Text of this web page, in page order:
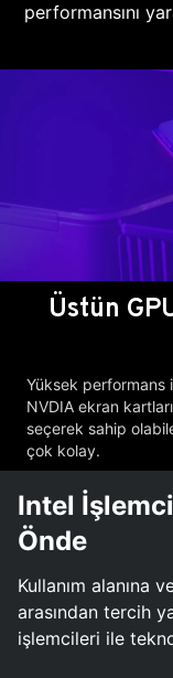
performansını
Üstün
Yüksek performans
NVDIA ekran
seçerek sahip
çok kolay.
Intel
Önde
Kullanım alanına
arasından tercih
işlemcileri ile